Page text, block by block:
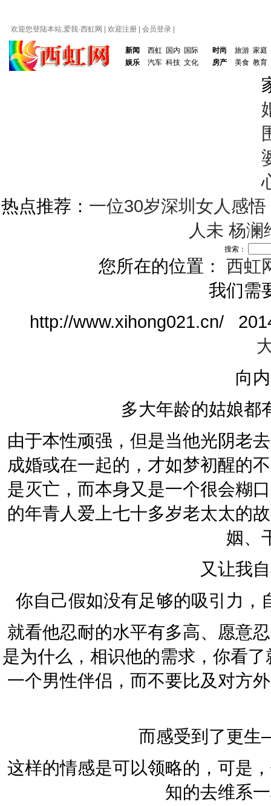
欢迎您登陆本站,爱我·西虹网 欢迎注册 会员登录
新闻 西虹 国内
国际
娱乐
汽车 科技 文化
时尚 旅游 家庭
房产
美食 教育
热点推荐： 一位30岁深圳女人感悟
人未 杨澜
搜索：
您所在的位置： 西虹
我们需
http://www.xihong021.cn/
向
多大年龄的姑娘都
由于本性顽强，但是当他光阴老
成婚或在一起的，才如梦初醒的
是灭亡，而本身又是一个很会糊
的年青人爱上七十多岁老太太的
姻、
又让我
你自己假如没有足够的吸引力，
就看他忍耐的水平有多高、愿意
是为什么，相识他的需求，你看
一个男性伴侣，而不要比及对方
而感受到了更
这样的情感是可以领略的，可是
知的去维系